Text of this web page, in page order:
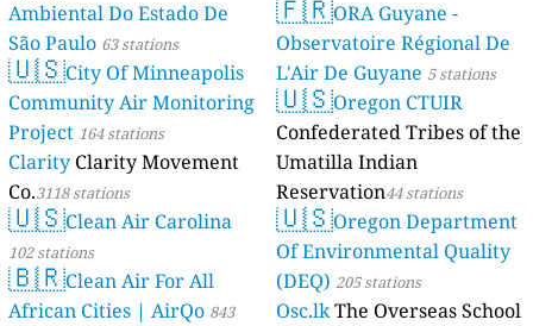
Ambiental Do Estado De
São Paulo 63 stations
🇺🇸City Of Minneapolis
Community Air Monitoring
Project 164 stations
Clarity Clarity Movement
Co.3118 stations
🇺🇸Clean Air Carolina
102 stations
🇧🇷Clean Air For All
African Cities | AirQo 843
🇫🇷ORA Guyane -
Observatoire Régional De
L'Air De Guyane 5 stations
🇺🇸Oregon CTUIR
Confederated Tribes of the
Umatilla Indian
Reservation44 stations
🇺🇸Oregon Department
Of Environmental Quality
(DEQ) 205 stations
Osc.lkThe Overseas School